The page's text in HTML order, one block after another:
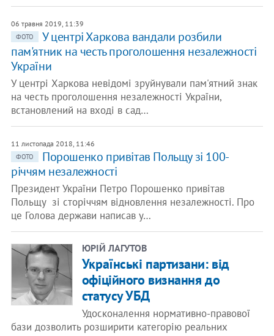
06 травня 2019, 11:39
ФОТО
У центрі Харкова вандали розбили
пам'ятник на честь проголошення незалежності
України
У центрі Харкова невідомі зруйнували пам'ятний знак
на честь проголошення незалежності України,
встановлений на вході в сад…
11 листопада 2018, 11:46
ФОТО
Порошенко привітав Польщу зі 100-
річчям незалежності
Президент України Петро Порошенко привітав
Польщу зі сторіччям відновлення незалежності. Про
це Голова держави написав у…
ЮРІЙ ЛАГУТОВ
Українські партизани: від
офіційного визнання до
статусу УБД
Удосконалення нормативно-правової
бази дозволить розширити категорію реальних